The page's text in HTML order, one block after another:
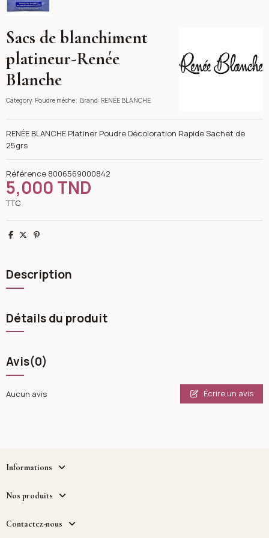
Sacs de blanchiment
platineur-Renée
Blanche
Category: Poudre mèche Brand: RENÉE BLANCHE
RENÉE BLANCHE Platiner Poudre Décoloration Rapide Sachet de
25grs
Référence 8006569000842
5,000 TND
TTC
Partager
TweetPinterest
Description
Détails du produit
Avis(0)
Aucun avis Écrire un avis
Informations
Nos produits
Contactez-nous